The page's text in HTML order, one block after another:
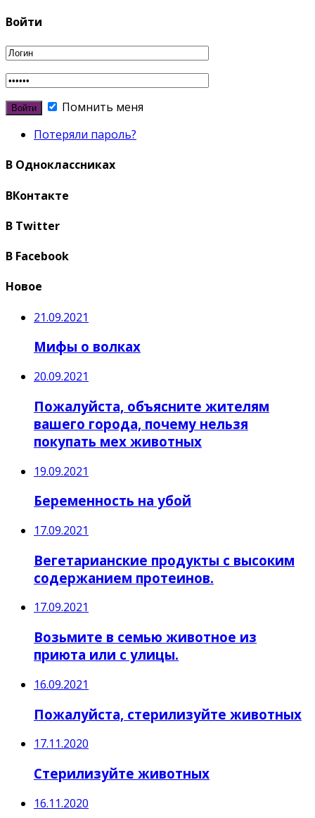
Войти
Помнить меня
Потеряли пароль?
В Одноклассниках
ВКонтакте
В Twitter
В Facebook
Новое
21.09.2021
Мифы о волках
20.09.2021
Пожалуйста, объясните жителям
вашего города, почему нельзя
покупать мех животных
19.09.2021
Беременность на убой
17.09.2021
Вегетарианские продукты с высоким
содержанием протеинов.
17.09.2021
Возьмите в семью животное из
приюта или с улицы.
16.09.2021
Пожалуйста, стерилизуйте животных
17.11.2020
Стерилизуйте животных
16.11.2020